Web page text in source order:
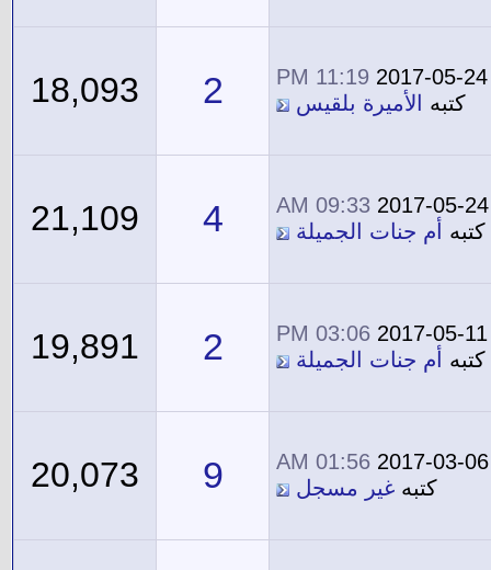
2017-05-24
11:19 PM
كتبه
الأميرة بلقيس 2
18,093
2017-05-24
09:33 AM
كتبه
أم جنات الجميلة 4
21,109
2017-05-11
03:06 PM
كتبه
أم جنات الجميلة 2
19,891
2017-03-06
01:56 AM
كتبه غير مسجل 9
20,073